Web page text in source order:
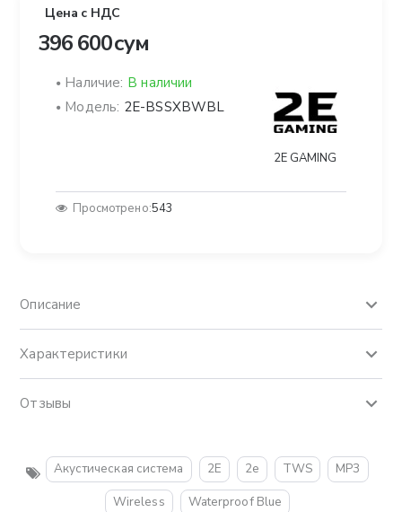
Цена с НДС
396 600 сум
Наличие: В наличии
Модель: 2E-BSSXBWBL
2E GAMING
Просмотрено:543
Описание
Характеристики
Отзывы
Акустическая система 2E 2е TWS
MP3
Wireless
Waterproof Blue